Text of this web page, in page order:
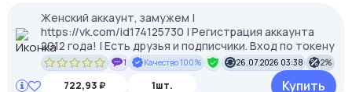
Женский аккаунт, замужем |
https://vk.com/id174125730 | Регистрация аккаунта
2012 года! | Есть друзья и подписчики. Вход по токену
1 Качество 100% 26.07.2026 03:38 2%
722,93 ₽ 1шт. Купить